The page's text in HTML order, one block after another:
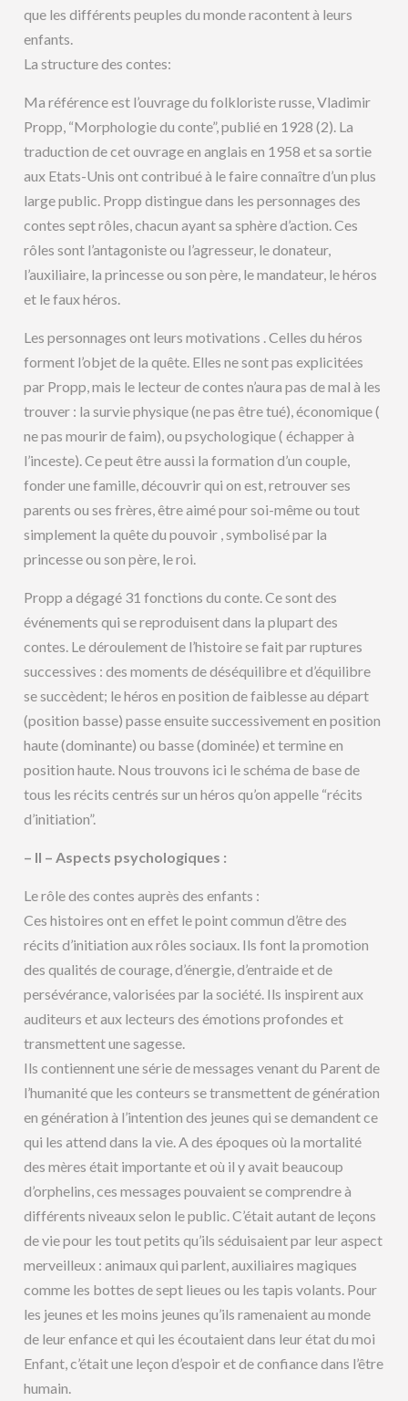
que les différents peuples du monde racontent à leurs
enfants.
La structure des contes:
Ma référence est l’ouvrage du folkloriste russe, Vladimir
Propp, “Morphologie du conte”, publié en 1928 (2). La
traduction de cet ouvrage en anglais en 1958 et sa sortie
aux Etats-Unis ont contribué à le faire connaître d’un plus
large public. Propp distingue dans les personnages des
contes sept rôles, chacun ayant sa sphère d’action. Ces
rôles sont l’antagoniste ou l’agresseur, le donateur,
l’auxiliaire, la princesse ou son père, le mandateur, le héros
et le faux héros.
Les personnages ont leurs motivations . Celles du héros
forment l’objet de la quête. Elles ne sont pas explicitées
par Propp, mais le lecteur de contes n’aura pas de mal à les
trouver : la survie physique (ne pas être tué), économique (
ne pas mourir de faim), ou psychologique ( échapper à
l’inceste). Ce peut être aussi la formation d’un couple,
fonder une famille, découvrir qui on est, retrouver ses
parents ou ses frères, être aimé pour soi-même ou tout
simplement la quête du pouvoir , symbolisé par la
princesse ou son père, le roi.
Propp a dégagé 31 fonctions du conte. Ce sont des
événements qui se reproduisent dans la plupart des
contes. Le déroulement de l’histoire se fait par ruptures
successives : des moments de déséquilibre et d’équilibre
se succèdent; le héros en position de faiblesse au départ
(position basse) passe ensuite successivement en position
haute (dominante) ou basse (dominée) et termine en
position haute. Nous trouvons ici le schéma de base de
tous les récits centrés sur un héros qu’on appelle “récits
d’initiation”.
– II – Aspects psychologiques :
Le rôle des contes auprès des enfants :
Ces histoires ont en effet le point commun d’être des
récits d’initiation aux rôles sociaux. Ils font la promotion
des qualités de courage, d’énergie, d’entraide et de
persévérance, valorisées par la société. Ils inspirent aux
auditeurs et aux lecteurs des émotions profondes et
transmettent une sagesse.
Ils contiennent une série de messages venant du Parent de
l’humanité que les conteurs se transmettent de génération
en génération à l’intention des jeunes qui se demandent ce
qui les attend dans la vie. A des époques où la mortalité
des mères était importante et où il y avait beaucoup
d’orphelins, ces messages pouvaient se comprendre à
différents niveaux selon le public. C’était autant de leçons
de vie pour les tout petits qu’ils séduisaient par leur aspect
merveilleux : animaux qui parlent, auxiliaires magiques
comme les bottes de sept lieues ou les tapis volants. Pour
les jeunes et les moins jeunes qu’ils ramenaient au monde
de leur enfance et qui les écoutaient dans leur état du moi
Enfant, c’était une leçon d’espoir et de confiance dans l’être
humain.